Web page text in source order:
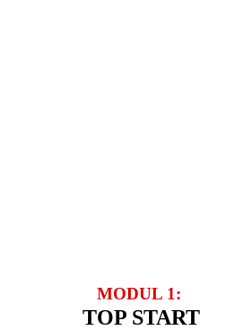
MODUL 1:
TOP START